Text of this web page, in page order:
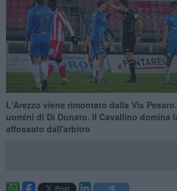
L'Arezzo viene rimontato dalla Vis
uomini di Di Donato. Il Cavallino domina
affossato dall'arbitro